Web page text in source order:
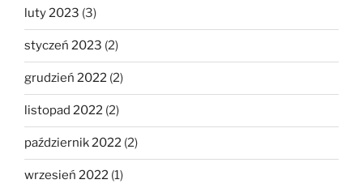
luty 2023 (3)
styczeń 2023 (2)
grudzień 2022 (2)
listopad 2022 (2)
październik 2022 (2)
wrzesień 2022 (1)